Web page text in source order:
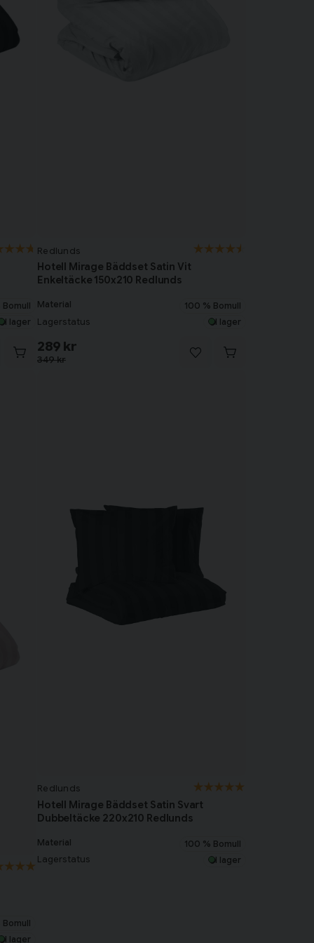
Bomull
I lager
Redlunds
Hotell Mirage Bäddset Satin Vit
Enkeltäcke 150x210 Redlunds
Material 100 % Bomull
Lagerstatus I lager
349 kr
289 kr
Bomull
I lager
Redlunds
Hotell Mirage Bäddset Satin Svart
Dubbeltäcke 220x210 Redlunds
Material 100 % Bomull
Lagerstatus I lager